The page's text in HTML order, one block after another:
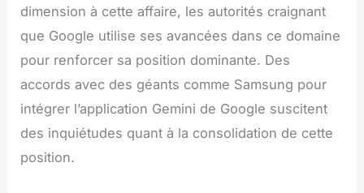
dimension à cette affaire, les autorités craignant
que Google utilise ses avancées dans ce domaine
pour renforcer sa position dominante. Des
accords avec des géants comme Samsung pour
intégrer l’application Gemini de Google suscitent
des inquiétudes quant à la consolidation de cette
position.